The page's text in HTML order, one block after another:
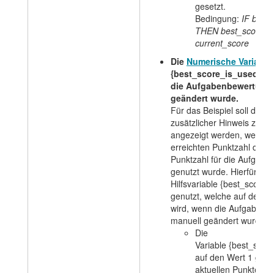
gesetzt.
Bedingung: IF
THEN best_score =
current_score
Die Numerische Variable
{best_score_is_used}
die Aufgabenbewertung
geändert wurde.
Für das Beispiel soll dem
zusätzlicher Hinweis zur
angezeigt werden, wenn
erreichten Punktzahl die
Punktzahl für die
genutzt wurde. Hierfür
Hilfsvariable
genutzt, welche auf den
wird, wenn die
manuell geändert wurde.
Die
Variable
auf den Wert 1
aktuellen Punkte